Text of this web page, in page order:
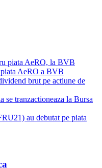
piata AeRO, la BVB
AeRO a BVB
brut pe actiune de
tranzactioneaza la Bursa
au debutat pe piata